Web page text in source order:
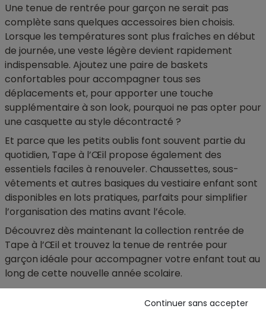
Une tenue de rentrée pour garçon ne serait pas
complète sans quelques accessoires bien choisis.
Lorsque les températures sont plus fraîches en début
de journée, une veste légère devient rapidement
indispensable. Ajoutez une paire de baskets
confortables pour accompagner tous ses
déplacements et, pour apporter une touche
supplémentaire à son look, pourquoi ne pas opter pour
une casquette au style décontracté ?
Et parce que les petits oublis font souvent partie du
quotidien, Tape à l’Œil propose également des
essentiels faciles à renouveler. Chaussettes, sous-
vêtements et autres basiques du vestiaire enfant sont
disponibles en lots pratiques, parfaits pour simplifier
l’organisation des matins avant l’école.
Découvrez dès maintenant la collection rentrée de
Tape à l’Œil et trouvez la tenue de rentrée pour
garçon idéale pour accompagner votre enfant tout au
long de cette nouvelle année scolaire.
Continuer sans accepter